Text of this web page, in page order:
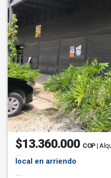
$13.360.000 COP |
local en arriendo